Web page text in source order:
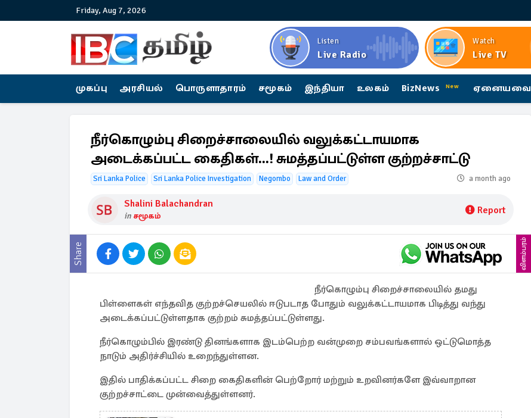
Friday, Aug 7, 2026
Listen
Live Radio
Watch
Live TV
முகப்பு அரசியல் பொருளாதாரம் சமூகம் இந்தியா உலகம் BizNews New ஏனையவை
நீர்கொழும்பு சிறைச்சாலையில் வலுக்கட்டாயமாக
அடைக்கப்பட்ட கைதிகள்...! சுமத்தப்பட்டுள்ள குற்றச்சாட்டு
Sri Lanka Police Sri Lanka Police Investigation Negombo Law and Order a month ago
Shalini Balachandran
in சமூகம் Report
Share விளம்பரம்
நீர்கொழும்பு சிறைச்சாலையில் தமது
பிள்ளைகள் எந்தவித குற்றச்செயலில் ஈடுபடாத போதும் வலுக்கட்டாயமாக பிடித்து வந்து
அடைக்கப்பட்டுள்ளதாக குற்றம் சுமத்தப்பட்டுள்ளது.
நீர்கொழும்பில் இரண்டு தினங்களாக இடம்பெற்ற வன்முறை சம்பவங்களால் ஒட்டுமொத்த
நாடும் அதிர்ச்சியில் உறைந்துள்ளன.
இதில் பாதிக்கப்பட்ட சிறை கைதிகளின் பெற்றோர் மற்றும் உறவினர்களே இவ்வாறான
குற்றச்சாட்டை முன்வைத்துள்ளனர்.